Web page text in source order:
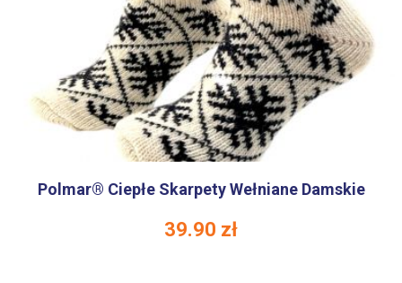
Polmar® Ciepłe Skarpety Wełniane Damskie
39.90 zł